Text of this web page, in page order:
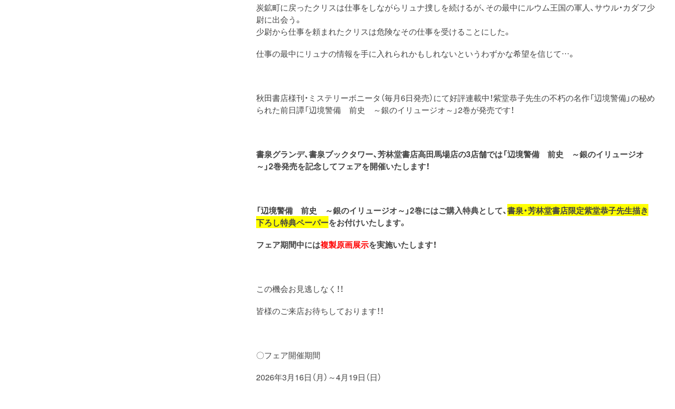
炭鉱町に戻ったクリスは仕事をしながらリュナ捜しを続けるが、その最中にルウム王国の軍人、サウル・カダフ少
尉に出会う。
少尉から仕事を頼まれたクリスは危険なその仕事を受けることにした。
仕事の最中にリュナの情報を手に入れられかもしれないというわずかな希望を信じて…。
秋田書店様刊・ミステリーボニータ（毎月6日発売）にて好評連載中！紫堂恭子先生の不朽の名作「辺境警備」の秘め
られた前日譚「辺境警備 前史 ～銀のイリュージオ～」2巻が発売です！
書泉グランデ、書泉ブックタワー、芳林堂書店高田馬場店の3店舗では「辺境警備 前史 ～銀のイリュージオ
～」2巻発売を記念してフェアを開催いたします！
「辺境警備 前史 ～銀のイリュージオ～」2巻にはご購入特典として、書泉・芳林堂書店限定紫堂恭子先生描き
下ろし特典ペーパーをお付けいたします。
フェア期間中には複製原画展示を実施いたします！
この機会お見逃しなく！！
皆様のご来店お待ちしております！！
〇フェア開催期間
2026年3月16日（月）～4月19日（日）